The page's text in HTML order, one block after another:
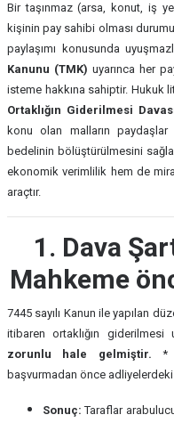
Bir taşınmaz (arsa, konut, iş
kişinin pay sahibi olması
paylaşımı konusunda
Kanunu (TMK) uyarınca her
isteme hakkına sahiptir. Hukuk
Ortaklığın Giderilmesi
konu olan malların paydaşlar
bedelinin bölüştürülmesini
ekonomik verimlilik hem de
araçtır.
1. Dava
Mahkeme
7445 sayılı Kanun ile yapılan
itibaren ortaklığın giderilmesi
zorunlu hale gelmiştir. *
başvurmadan önce
Sonuç: Taraflar